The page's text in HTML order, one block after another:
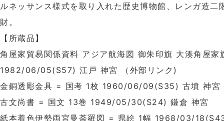
ルネッサンス様式を取り入れた歴史博物館、レンガ造二
財。
【所蔵品】
角屋家貿易関係資料 アジア航海図 御朱印旗 大湊角屋
1982/06/05(S57) 江戸 神宮 （外部リンク)
金銅透彫金具 = 国考 1枚 1960/06/09(S35) 古墳 神
古文尚書 = 国文 13巻 1949/05/30(S24) 鎌倉 神宮
紙本着色伊勢両宮曼荼羅図 = 県絵 1幅 1968/03/